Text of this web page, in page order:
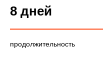
8 дней
продолжительность